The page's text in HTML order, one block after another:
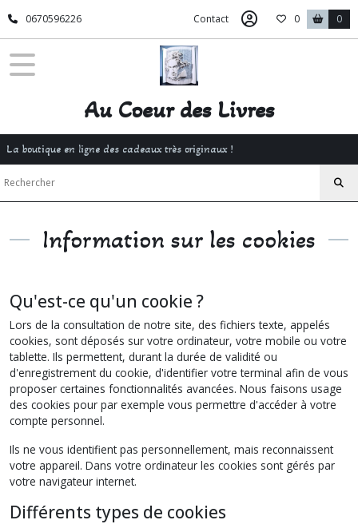
0670596226 Contact 0 0
Au Coeur des Livres
La boutique en ligne des cadeaux très originaux !
Information sur les cookies
Qu'est-ce qu'un cookie ?
Lors de la consultation de notre site, des fichiers texte, appelés
cookies, sont déposés sur votre ordinateur, votre mobile ou votre
tablette. Ils permettent, durant la durée de validité ou
d'enregistrement du cookie, d'identifier votre terminal afin de vous
proposer certaines fonctionnalités avancées. Nous faisons usage
des cookies pour par exemple vous permettre d'accéder à votre
compte personnel.
Ils ne vous identifient pas personnellement, mais reconnaissent
votre appareil. Dans votre ordinateur les cookies sont gérés par
votre navigateur internet.
Différents types de cookies